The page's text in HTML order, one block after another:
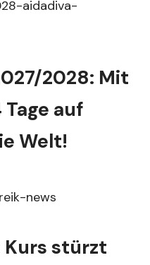
2028: Mit
Tage auf
Welt!
stürzt